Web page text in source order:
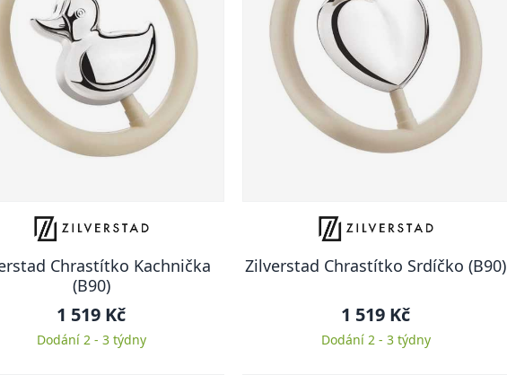
Chrastítko Kachnička
(B90)
1 519 Kč
Dodání 2 - 3 týdny
Zilverstad Chrastítko Srdíčko (B90)
1 519 Kč
Dodání 2 - 3 týdny